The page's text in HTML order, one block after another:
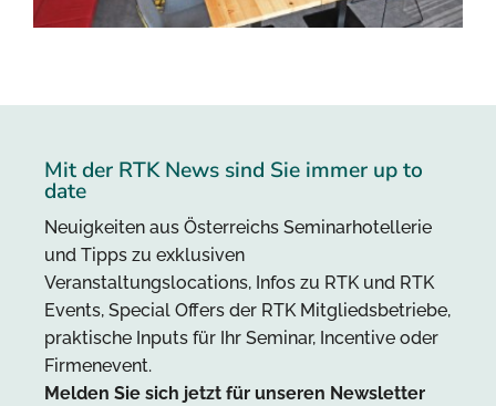
Mit der RTK News sind Sie immer up to
date
Neuigkeiten aus Österreichs Seminarhotellerie
und Tipps zu exklusiven
Veranstaltungslocations, Infos zu RTK und RTK
Events, Special Offers der RTK Mitgliedsbetriebe,
praktische Inputs für Ihr Seminar, Incentive oder
Firmenevent.
Melden Sie sich jetzt für unseren Newsletter